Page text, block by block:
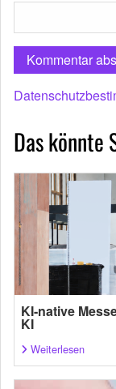
Das könnte
KI-native
KI
Weiterlesen